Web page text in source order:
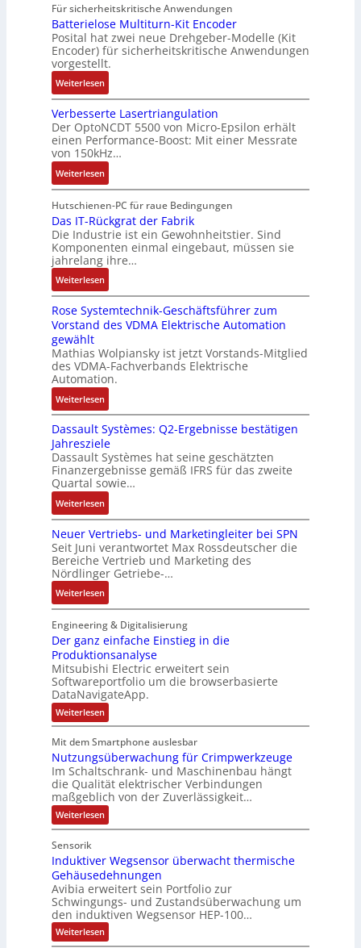
L
3
f
ü
r
s
i
c
h
e
r
e
E
n
t
w
i
c
k
l
u
n
g
o
b
o
t
k
,
3
M
i
l
l
i
o
n
e
n
A
r
b
e
i
t
s
k
r
ä
f
t
e
u
t
o
m
a
t
i
o
n
e
x
p
a
n
d
i
e
r
t
f
t
a
g
s
e
i
n
g
a
n
g
i
m
M
a
s
c
h
i
n
e
n
-
n
l
a
g
e
n
b
a
u
:
P
o
s
i
t
i
v
e
M
o
m
e
n
t
a
f
n
a
h
m
e
,
Für sicherheitskritische Anwendungen
Batterielose Multiturn-Kit Encoder
Posital hat zwei neue Drehgeber-Modelle (Kit
Encoder) für sicherheitskritische Anwendungen
vorgestellt.
Weiterlesen:
B
a
t
t
e
r
i
e
l
o
s
e
M
u
l
t
t
u
r
n
-
K
i
t
E
n
c
d
e
r
Verbesserte Lasertriangulation
Der OptoNCDT 5500 von Micro-Epsilon erhält
einen Performance-Boost: Mit einer Messrate
von 150kHz…
Weiterlesen:
V
e
r
b
e
s
s
e
r
t
L
a
s
e
r
t
r
i
a
n
g
u
a
t
o
Hutschienen-PC für raue Bedingungen
Das IT-Rückgrat der Fabrik
Die Industrie ist ein Gewohnheitstier. Sind
Komponenten einmal eingebaut, müssen sie
jahrelang ihre…
Weiterlesen:
D
a
s
T
-
R
ü
c
k
g
r
a
t
d
e
r
F
a
b
r
k
Rose Systemtechnik-Geschäftsführer zum
Vorstand des VDMA Elektrische Automation
gewählt
Mathias Wolpiansky ist jetzt Vorstands-Mitglied
des VDMA-Fachverbands Elektrische
Automation.
Weiterlesen:
R
o
s
e
S
y
s
t
e
m
t
e
c
h
n
i
k
-
G
e
s
h
ä
f
t
f
h
r
e
r
z
u
Dassault Systèmes: Q2-Ergebnisse bestätigen
Jahresziele
Dassault Systèmes hat seine geschätzten
Finanzergebnisse gemäß IFRS für das zweite
Quartal sowie…
Weiterlesen:
D
a
s
s
a
u
l
t
S
y
s
t
è
m
s
:
Q
2
-
E
e
b
n
i
s
Neuer Vertriebs- und Marketingleiter bei SPN
Seit Juni verantwortet Max Rossdeutscher die
Bereiche Vertrieb und Marketing des
Nördlinger Getriebe-…
Weiterlesen:
N
e
u
e
r
V
e
r
t
r
i
e
b
s
-
d
M
a
r
k
e
Engineering & Digitalisierung
Der ganz einfache Einstieg in die
Produktionsanalyse
Mitsubishi Electric erweitert sein
Softwareportfolio um die browserbasierte
DataNavigateApp.
Weiterlesen:
D
r
g
a
n
z
e
i
n
c
h
e
E
i
n
s
t
Mit dem Smartphone auslesbar
Nutzungsüberwachung für Crimpwerkzeuge
Im Schaltschrank- und Maschinenbau hängt
die Qualität elektrischer Verbindungen
maßgeblich von der Zuverlässigkeit…
Weiterlesen:
N
z
u
n
g
s
ü
b
e
Sensorik
Induktiver Wegsensor überwacht thermische
Gehäusedehnungen
Avibia erweitert sein Portfolio zur
Schwingungs- und Zustandsüberwachung um
den induktiven Wegsensor HEP-100…
Weiterlesen:
I